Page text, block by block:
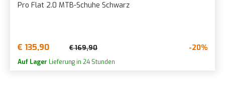
Pro Flat 2.0 MTB-Schuhe Schwarz
€ 135,90 € 169,90 -20%
Auf Lager Lieferung in 24 Stunden